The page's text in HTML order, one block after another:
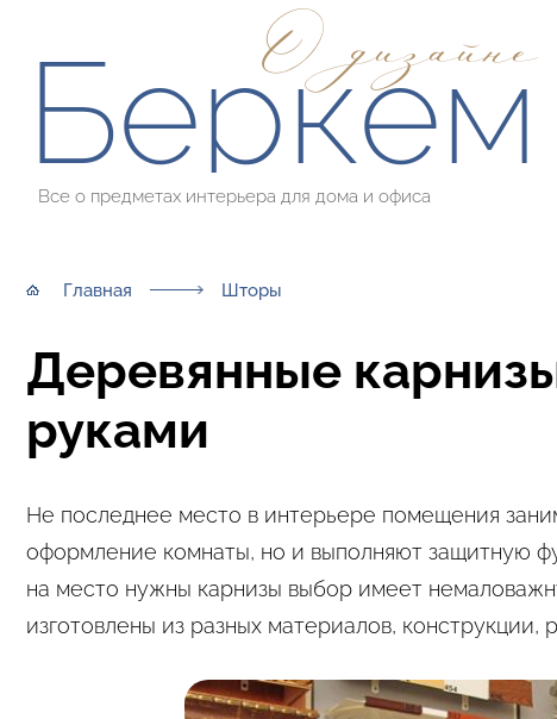
О дизайне
Беркем
Все о предметах интерьера для дома и офиса
Главная Шторы
Деревянные
руками
Не последнее место в интерьере помещения
оформление комнаты, но и выполняют защитную
на место нужны карнизы выбор имеет
изготовлены из разных материалов, конструкции,